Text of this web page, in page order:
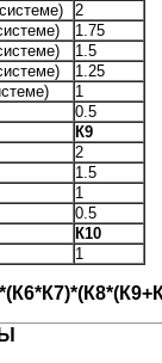
2
1.75
1.5
1.25
1
0.5
К9
2
1.5
1
0.5
К10
1